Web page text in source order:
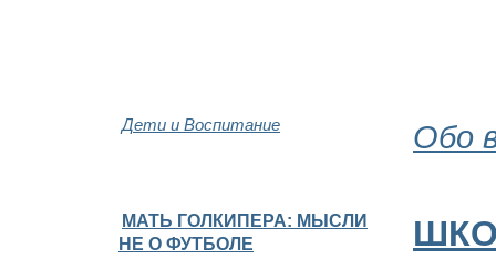
Дети и Воспитание Обо
МАТЬ ГОЛКИПЕРА: МЫСЛИ
НЕ О ФУТБОЛЕ